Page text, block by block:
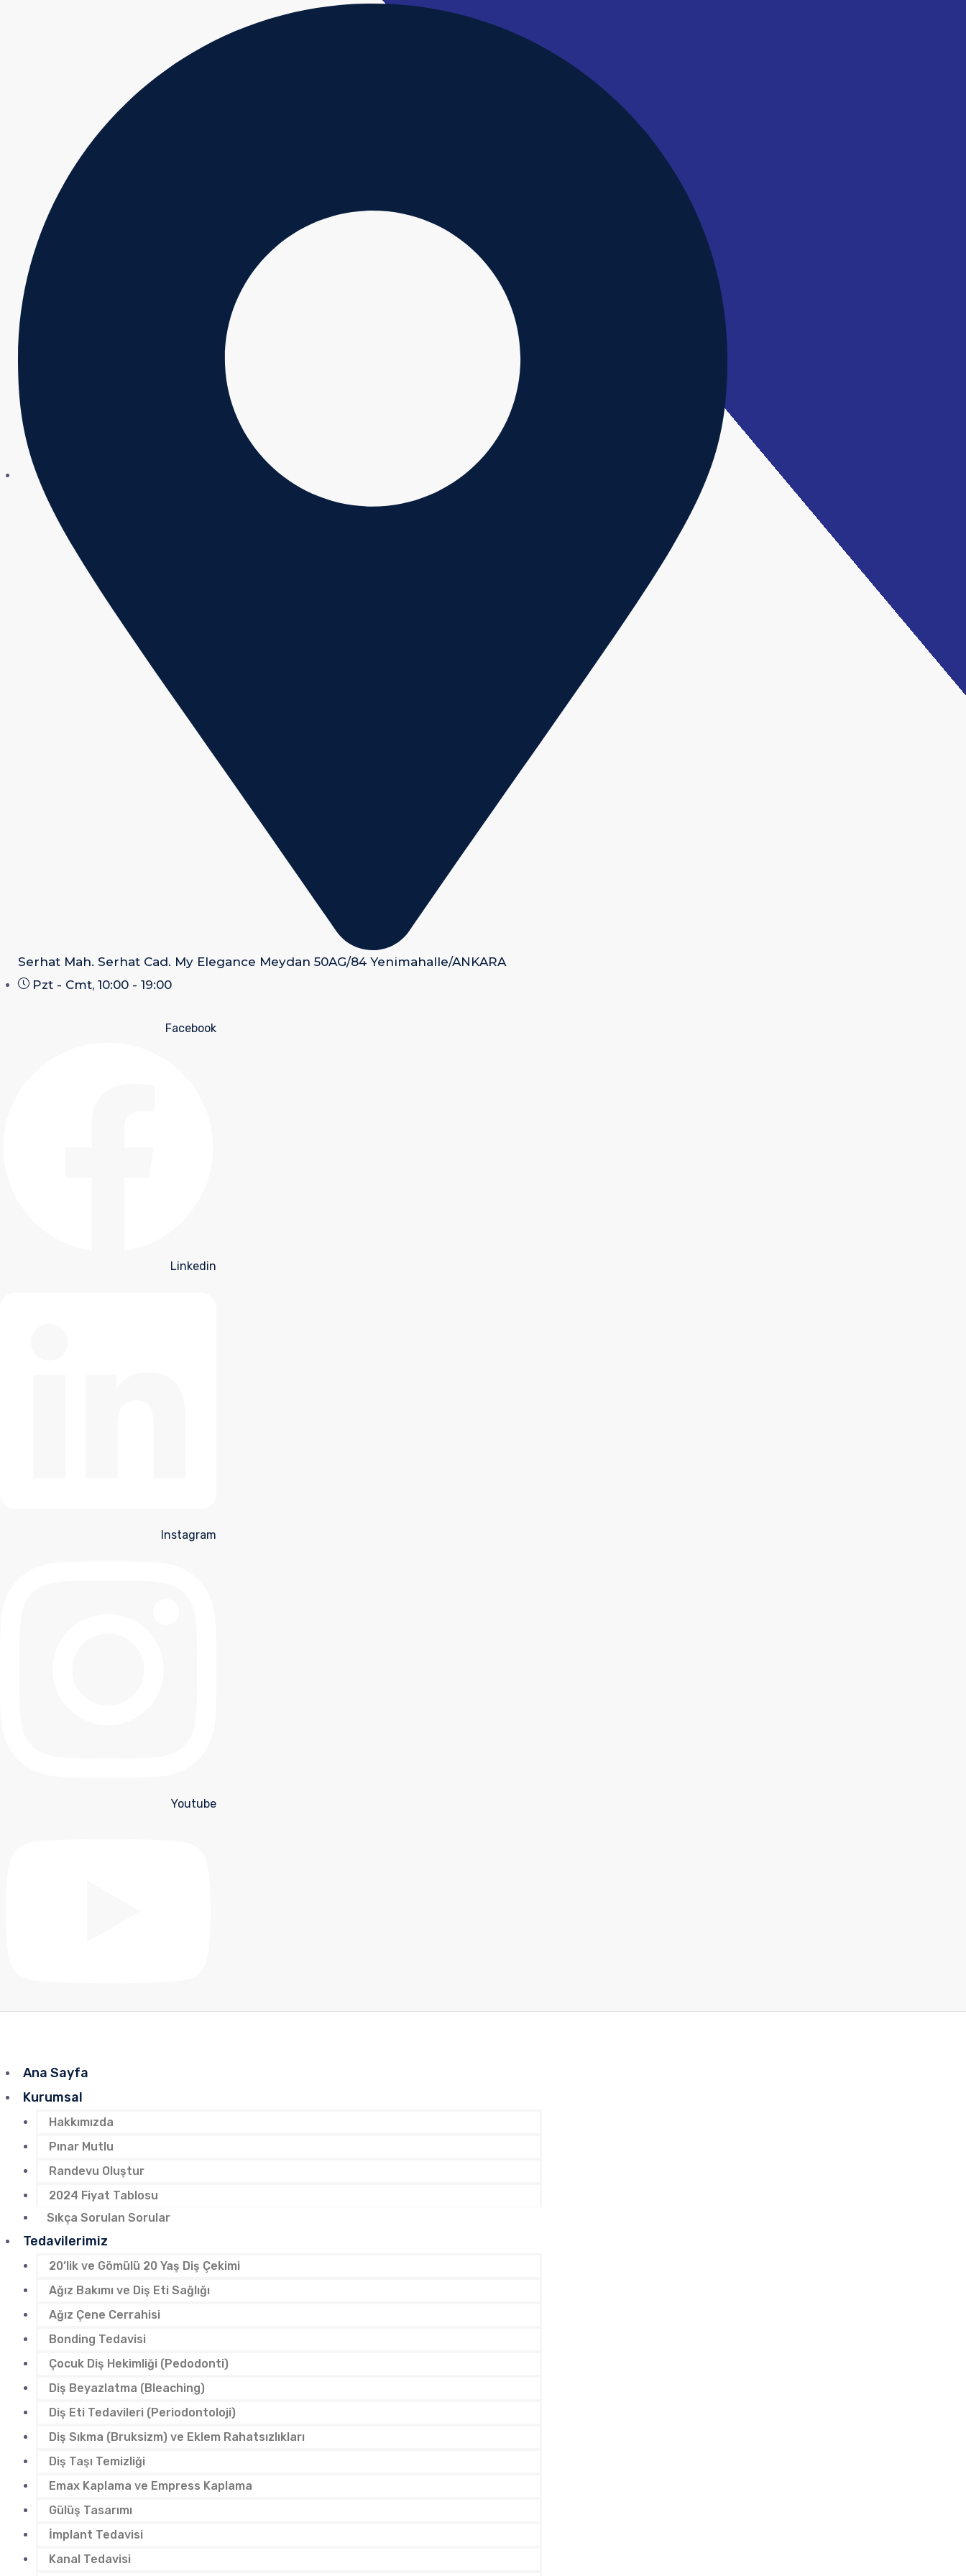
Serhat Mah. Serhat Cad. My Elegance Meydan 50AG/84 Yenimahalle/ANKARA
Pzt - Cmt, 10:00 - 19:00
Facebook
Linkedin
Instagram
Youtube
Ana Sayfa
Kurumsal
Hakkımızda
Pınar Mutlu
Randevu Oluştur
2024 Fiyat Tablosu
Sıkça Sorulan Sorular
Tedavilerimiz
20’lik ve Gömülü 20 Yaş Diş Çekimi
Ağız Bakımı ve Diş Eti Sağlığı
Ağız Çene Cerrahisi
Bonding Tedavisi
Çocuk Diş Hekimliği (Pedodonti)
Diş Beyazlatma (Bleaching)
Diş Eti Tedavileri (Periodontoloji)
Diş Sıkma (Bruksizm) ve Eklem Rahatsızlıkları
Diş Taşı Temizliği
Emax Kaplama ve Empress Kaplama
Gülüş Tasarımı
İmplant Tedavisi
Kanal Tedavisi